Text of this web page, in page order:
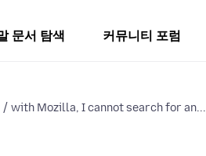
문서 탐색 커뮤니티 포럼
with Mozilla, I cannot search for an...